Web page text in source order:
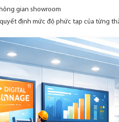
gian showroom
định mức độ phức tạp của từng